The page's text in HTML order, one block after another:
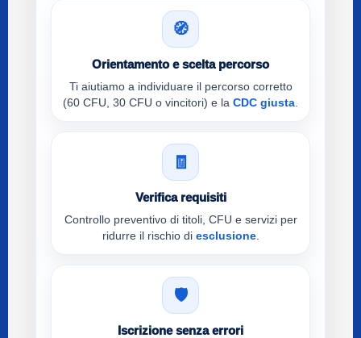
🧭
Orientamento e scelta percorso
Ti aiutiamo a individuare il percorso corretto
(60 CFU, 30 CFU o vincitori) e la CDC giusta.
🧾
Verifica requisiti
Controllo preventivo di titoli, CFU e servizi per
ridurre il rischio di esclusione.
🛡️
Iscrizione senza errori